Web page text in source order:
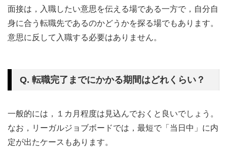
面接は，入職したい意思を伝える場である一方で，自分自
身に合う転職先であるのかどうかを探る場でもあります。
意思に反して入職する必要はありません。
Q. 転職完了までにかかる期間はどれくらい？
一般的には，１カ月程度は見込んでおくと良いでしょう。
なお，リーガルジョブボードでは，最短で「当日中」に内
定が出たケースもあります。